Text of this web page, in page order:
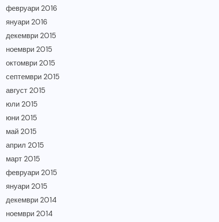
февруари 2016
януари 2016
декември 2015
ноември 2015
октомври 2015
септември 2015
август 2015
юли 2015
юни 2015
май 2015
април 2015
март 2015
февруари 2015
януари 2015
декември 2014
ноември 2014